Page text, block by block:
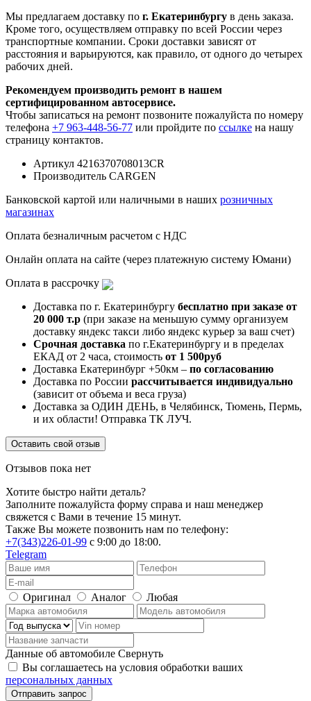
Мы предлагаем доставку по г. Екатеринбургу в день заказа.
Кроме того, осуществляем отправку по всей России через
транспортные компании. Сроки доставки зависят от
расстояния и варьируются, как правило, от одного до четырех
рабочих дней.
Рекомендуем производить ремонт в нашем
сертифицированном автосервисе.
Чтобы записаться на ремонт позвоните пожалуйста по номеру
телефона +7 963-448-56-77 или пройдите по ссылке на нашу
страницу контактов.
Артикул 4216370708013CR
Производитель CARGEN
Банковской картой или наличными в наших розничных
магазинах
Оплата безналичным расчетом с НДС
Онлайн оплата на сайте (через платежную систему Юмани)
Оплата в рассрочку
Доставка по г. Екатеринбургу бесплатно при заказе от
20 000 т.р (при заказе на меньшую сумму организуем
доставку яндекс такси либо яндекс курьер за ваш счет)
Срочная доставка по г.Екатеринбургу и в пределах
ЕКАД от 2 часа, стоимость от 1 500руб
Доставка Екатеринбург +50км – по согласованию
Доставка по России рассчитывается индивидуально
(зависит от объема и веса груза)
Доставка за ОДИН ДЕНЬ, в Челябинск, Тюмень, Пермь,
и их области! Отправка ТК ЛУЧ.
Оставить свой отзыв
Отзывов пока нет
Хотите быстро найти деталь?
Заполните пожалуйста форму справа и наш менеджер
свяжется с Вами в течение 15 минут.
Также Вы можете позвонить нам по телефону:
+7(343)226-01-99 с 9:00 до 18:00.
Telegram
Оригинал Аналог Любая
Данные об автомобиле Свернуть
Вы соглашаетесь на условия обработки ваших
персональных данных